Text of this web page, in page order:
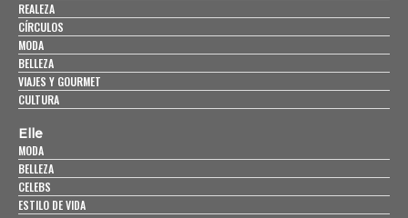
REALEZA
CÍRCULOS
MODA
BELLEZA
VIAJES Y GOURMET
CULTURA
Elle
MODA
BELLEZA
CELEBS
ESTILO DE VIDA